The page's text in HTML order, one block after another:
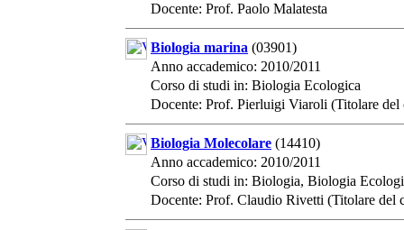
Docente: Prof. Paolo Malatesta
Biologia marina (03901)
Anno accademico: 2010/2011
Corso di studi in: Biologia Ecologica
Docente: Prof. Pierluigi Viaroli (Titolare del
Biologia Molecolare (14410)
Anno accademico: 2010/2011
Corso di studi in: Biologia, Biologia
Docente: Prof. Claudio Rivetti (Titolare del